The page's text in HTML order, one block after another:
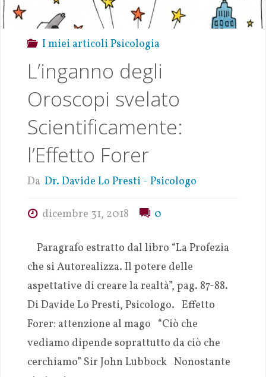
I miei articoli Psicologia
L’inganno degli
Oroscopi svelato
Scientificamente:
l’Effetto Forer
Da Dr. Davide Lo Presti - Psicologo
dicembre 31, 2018 0
Paragrafo estratto dal libro “La Profezia
che si Autorealizza. Il potere delle
aspettative di creare la realtà”, pag. 87-88.
Di Davide Lo Presti, Psicologo. Effetto
Forer: attenzione al mago “Ciò che
vediamo dipende soprattutto da ciò che
cerchiamo” Sir John Lubbock Nonostante